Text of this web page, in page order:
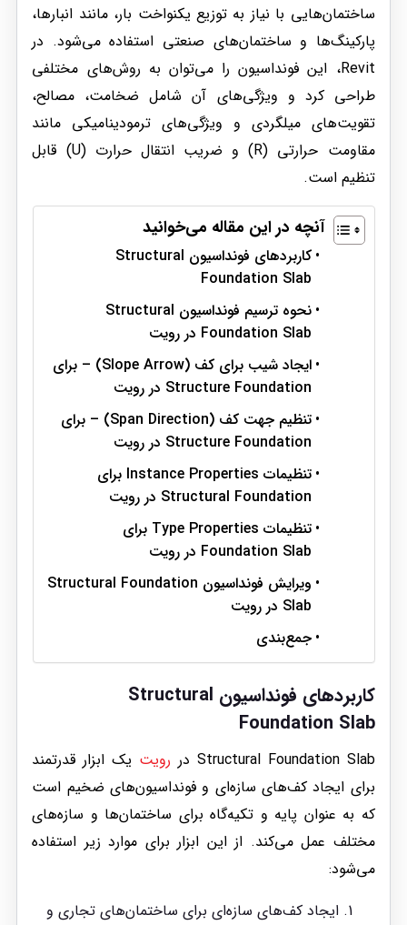
ساختمان‌هایی با نیاز به توزیع یکنواخت بار، مانند انبارها،
پارکینگ‌ها و ساختمان‌های صنعتی استفاده می‌شود. در
Revit، این فونداسیون را می‌توان به روش‌های مختلفی
طراحی کرد و ویژگی‌های آن شامل ضخامت، مصالح،
تقویت‌های میلگردی و ویژگی‌های ترمودینامیکی مانند
مقاومت حرارتی (R) و ضریب انتقال حرارت (U) قابل
تنظیم است.
آنچه در این مقاله می‌خوانید
کاربردهای فونداسیون Structural
Foundation Slab
نحوه ترسیم فونداسیون Structural
Foundation Slab در رویت
ایجاد شیب برای کف (Slope Arrow) – برای
Structure Foundation در رویت
تنظیم جهت کف (Span Direction) – برای
Structure Foundation در رویت
تنظیمات Instance Properties برای
Structural Foundation در رویت
تنظیمات Type Properties برای
Foundation Slab در رویت
ویرایش فونداسیون Structural Foundation
Slab در رویت
جمع‌بندی
کاربردهای فونداسیون Structural
Foundation Slab
Structural Foundation Slab در رویت یک ابزار قدرتمند
برای ایجاد کف‌های سازه‌ای و فونداسیون‌های ضخیم است
که به عنوان پایه و تکیه‌گاه برای ساختمان‌ها و سازه‌های
مختلف عمل می‌کند. از این ابزار برای موارد زیر استفاده
می‌شود:
ایجاد کف‌های سازه‌ای برای ساختمان‌های تجاری و